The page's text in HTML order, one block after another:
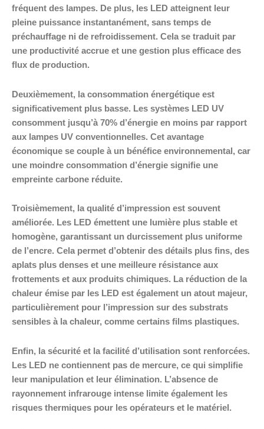
fréquent des lampes. De plus, les LED atteignent leur
pleine puissance instantanément, sans temps de
préchauffage ni de refroidissement. Cela se traduit par
une productivité accrue et une gestion plus efficace des
flux de production.
Deuxièmement, la consommation énergétique est
significativement plus basse. Les systèmes LED UV
consomment jusqu’à 70% d’énergie en moins par rapport
aux lampes UV conventionnelles. Cet avantage
économique se couple à un bénéfice environnemental, car
une moindre consommation d’énergie signifie une
empreinte carbone réduite.
Troisièmement, la qualité d’impression est souvent
améliorée. Les LED émettent une lumière plus stable et
homogène, garantissant un durcissement plus uniforme
de l’encre. Cela permet d’obtenir des détails plus fins, des
aplats plus denses et une meilleure résistance aux
frottements et aux produits chimiques. La réduction de la
chaleur émise par les LED est également un atout majeur,
particulièrement pour l’impression sur des substrats
sensibles à la chaleur, comme certains films plastiques.
Enfin, la sécurité et la facilité d’utilisation sont renforcées.
Les LED ne contiennent pas de mercure, ce qui simplifie
leur manipulation et leur élimination. L’absence de
rayonnement infrarouge intense limite également les
risques thermiques pour les opérateurs et le matériel.